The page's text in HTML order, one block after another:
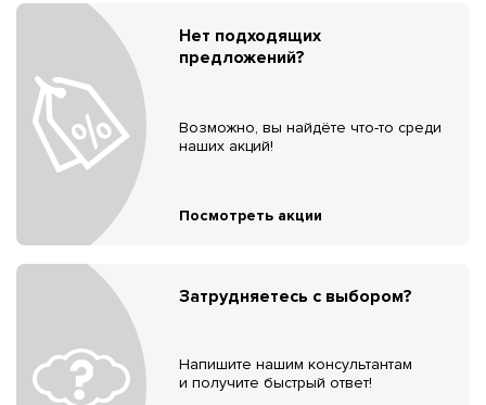
Нет подходящих
предложений?
Возможно, вы найдёте что-то среди
наших акций!
Посмотреть акции
Затрудняетесь с выбором?
Напишите нашим консультантам
и получите быстрый ответ!